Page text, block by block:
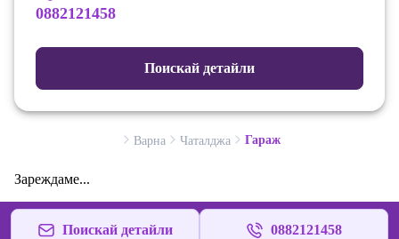
0882121458
Поискай детайли
Варна Чаталджа Гараж
Зареждаме...
Поискай детайли 0882121458